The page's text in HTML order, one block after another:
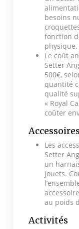
besoins
fonction
physique.
Le coût
Setter
500€,
quantité
qualité
« Royal
coûter
Accessoires
Les
Setter
un
jouets.
au poids
Activités